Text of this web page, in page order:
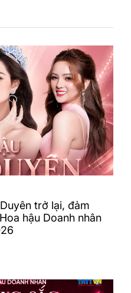
trở lại, đảm
hậu Doanh nhân